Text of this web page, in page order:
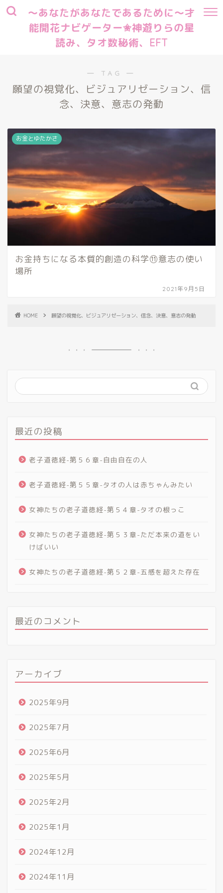
～あなたがあなたであるために～才
能開花ナビゲーター✬神遊りらの星
読み、タオ数秘術、EFT
― TAG ―
願望の視覚化、ビジュアリゼーション、信
念、決意、意志の発動
お金とゆたかさ
お金持ちになる本質的創造の科学⑪意志の使い
場所
2021年9月5日
HOME 願望の視覚化、ビジュアリゼーション、信念、決意、意志の発動
最近の投稿
老子道徳経-第５６章-自由自在の人
老子道徳経-第５５章-タオの人は赤ちゃんみたい
女神たちの老子道徳経-第５４章-タオの根っこ
女神たちの老子道徳経-第５３章-ただ本来の道をい
けばいい
女神たちの老子道徳経-第５２章-五感を超えた存在
最近のコメント
アーカイブ
2025年9月
2025年7月
2025年6月
2025年5月
2025年2月
2025年1月
2024年12月
2024年11月